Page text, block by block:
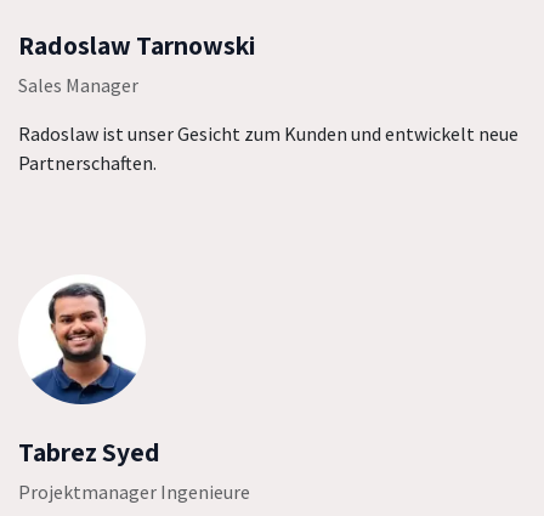
Radoslaw Tarnowski
Sales Manager
Radoslaw ist unser Gesicht zum Kunden und entwickelt neue
Partnerschaften.
Tabrez Syed
Projektmanager Ingenieure